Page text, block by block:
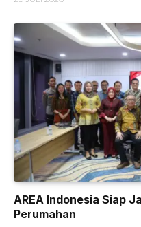
AREA Indonesia Siap
Perumahan